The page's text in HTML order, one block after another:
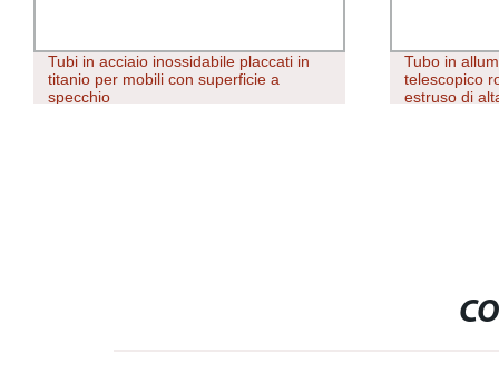
Tubi in acciaio inossidabile placcati in
titanio per mobili con superficie a
specchio
Tubo in
telescopico
estruso di